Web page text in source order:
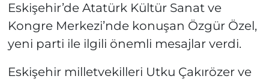
Eskişehir’de Atatürk Kültür Sanat ve
Kongre Merkezi’nde konuşan Özgür Özel,
yeni parti ile ilgili önemli mesajlar verdi.
Eskişehir milletvekilleri Utku Çakırözer ve